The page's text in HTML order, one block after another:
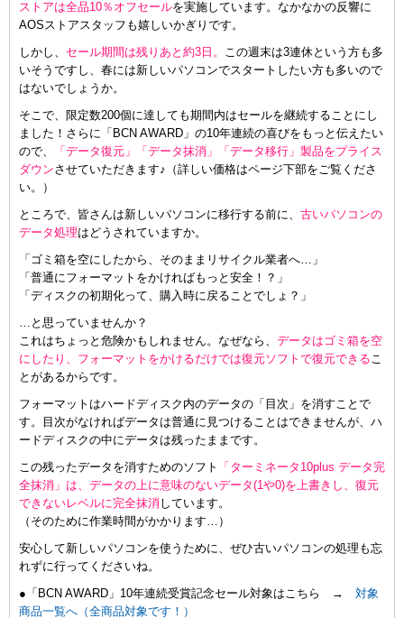
ストアは全品10％オフセールを実施しています。なかなかの反響に
AOSストアスタッフも嬉しいかぎりです。
しかし、 セール期間は残りあと約3日。 この週末は3連休という方も多
いそうですし、春には新しいパソコンでスタートしたい方も多いので
はないでしょうか。
そこで、限定数200個に達しても期間内はセールを継続することにし
ました！さらに「BCN AWARD」の10年連続の喜びをもっと伝えたい
ので、
「データ復元」「データ抹消」「データ移行」製品をプライス
ダウンさせていただきます♪（詳しい価格はページ下部をご覧くださ
い。）
ところで、皆さんは新しいパソコンに移行する前に、 古いパソコンの
データ処理はどうされていますか。
「ゴミ箱を空にしたから、そのままリサイクル業者へ…」
「普通にフォーマットをかければもっと安全！？」
「ディスクの初期化って、購入時に戻ることでしょ？」
…と思っていませんか？
これはちょっと危険かもしれません。なぜなら、 データはゴミ箱を空
にしたり、フォーマットをかけるだけでは復元ソフトで復元できるこ
とがあるからです。
フォーマットはハードディスク内のデータの「目次」を消すことで
す。目次がなければデータは普通に見つけることはできませんが、ハ
ードディスクの中にデータは残ったままです。
この残ったデータを消すためのソフト
「ターミネータ10plus データ完
全抹消」は、データの上に意味のないデータ(1や0)を上書きし、復元
できないレベルに完全抹消 しています。
（そのために作業時間がかかります…）
安心して新しいパソコンを使うために、ぜひ古いパソコンの処理も忘
れずに行ってくださいね。
●「BCN AWARD」10年連続受賞記念セール対象はこちら → 対象
商品一覧へ（全商品対象です！）